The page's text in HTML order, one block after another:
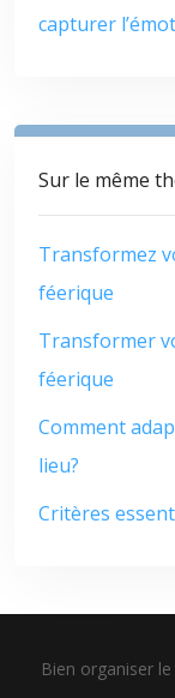
capturer
Sur le même
Transformez
féerique
Transformer
féerique
Comment
lieu?
Critères
Bien organiser